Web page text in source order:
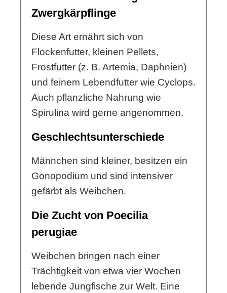
Zwergkärpflinge
Diese Art ernährt sich von
Flockenfutter, kleinen Pellets,
Frostfutter (z. B. Artemia, Daphnien)
und feinem Lebendfutter wie Cyclops.
Auch pflanzliche Nahrung wie
Spirulina wird gerne angenommen.
Geschlechtsunterschiede
Männchen sind kleiner, besitzen ein
Gonopodium und sind intensiver
gefärbt als Weibchen.
Die Zucht von Poecilia
perugiae
Weibchen bringen nach einer
Trächtigkeit von etwa vier Wochen
lebende Jungfische zur Welt. Eine